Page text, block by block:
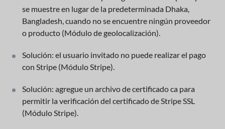
se muestre en lugar de la predeterminada Dhaka,
Bangladesh, cuando no se encuentre ningún proveedor
o producto (Módulo de geolocalización).
Solución: el usuario invitado no puede realizar el pago
con Stripe (Módulo Stripe).
Solución: agregue un archivo de certificado ca para
permitir la verificación del certificado de Stripe SSL
(Módulo Stripe).